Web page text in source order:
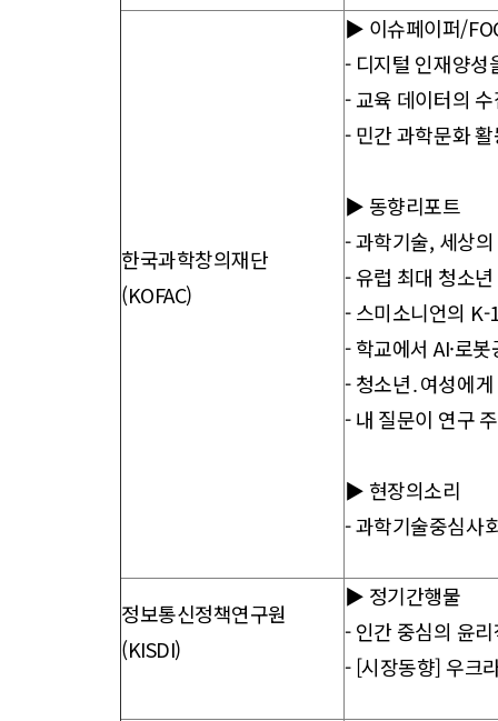
한국과학창의재단
(KOFAC)
▶ 이슈페이퍼/
- 디지털 인재양성
-교육 데이터의
-민간 과학문화
▶ 동향리포트
-과학기술, 세상
-유럽 최대 청소
-스미소니언의 K-
-학교에서 AI·로
-청소년․여성에
-내 질문이 연구
▶ 현장의소리
-과학기술중심사
정보통신정책연구원
(KISDI)
▶ 정기간행물
-인간 중심의 윤
-[시장동향] 우크